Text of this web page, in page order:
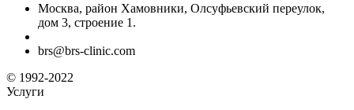
Москва, район Хамовники, Олсуфьевский переулок,
дом 3, строение 1.
brs@brs-clinic.com
© 1992-2022
Услуги